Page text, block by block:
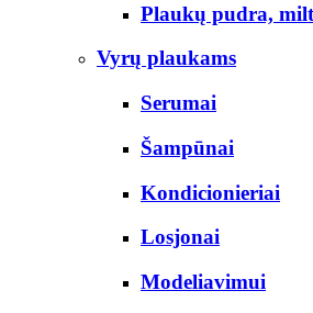
Plaukų pudra,
Vyrų plaukams
Serumai
Šampūnai
Kondicionieriai
Losjonai
Modeliavimui